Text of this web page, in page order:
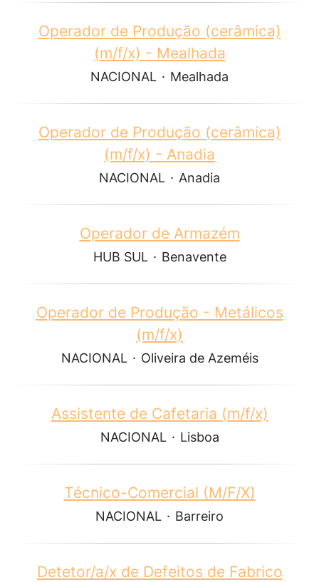
Operador de Produção (cerâmica)
(m/f/x) - Mealhada
NACIONAL · Mealhada
Operador de Produção (cerâmica)
(m/f/x) - Anadia
NACIONAL · Anadia
Operador de Armazém
HUB SUL · Benavente
Operador de Produção - Metálicos
(m/f/x)
NACIONAL · Oliveira de Azeméis
Assistente de Cafetaria (m/f/x)
NACIONAL · Lisboa
Técnico-Comercial (M/F/X)
NACIONAL · Barreiro
Detetor/a/x de Defeitos de Fabrico